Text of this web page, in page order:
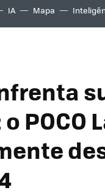
IA Mapa
POCO